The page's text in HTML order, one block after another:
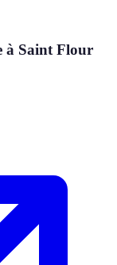
à Saint Flour